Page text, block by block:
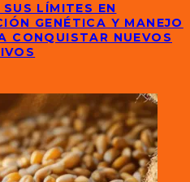
LÍMITES EN
GENÉTICA Y MANEJO
CONQUISTAR NUEVOS